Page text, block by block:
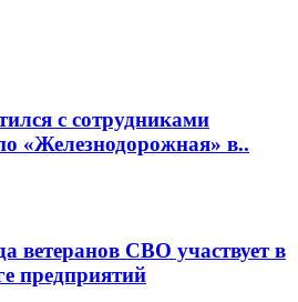
с сотрудниками
«Железнодорожная» в..
ветеранов СВО участвует в
предприятий